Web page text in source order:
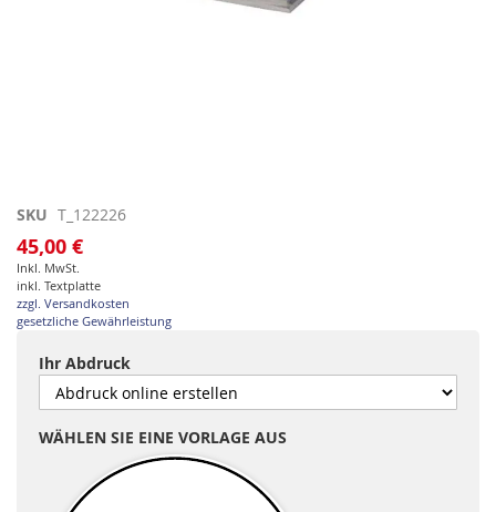
Zum
Anfang
der
Bildgalerie
springen
SKU T_122226
45,00 €
Inkl. MwSt.
inkl. Textplatte
zzgl. Versandkosten
gesetzliche Gewährleistung
Ihr Abdruck
WÄHLEN SIE EINE VORLAGE AUS